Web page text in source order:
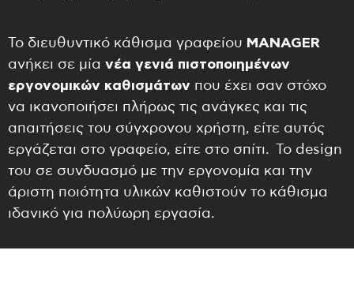
Το διευθυντικό κάθισμα γραφείου MANAGER
ανήκει σε μία νέα γενιά πιστοποιημένων
εργονομικών καθισμάτων που έχει σαν στόχο
να ικανοποιήσει πλήρως τις ανάγκες και τις
απαιτήσεις του σύγχρονου χρήστη, είτε αυτός
εργάζεται στο γραφείο, είτε στο σπίτι. Το design
του σε συνδυασμό με την εργονομία και την
άριστη ποιότητα υλικών καθιστούν το κάθισμα
ιδανικό για πολύωρη εργασία.